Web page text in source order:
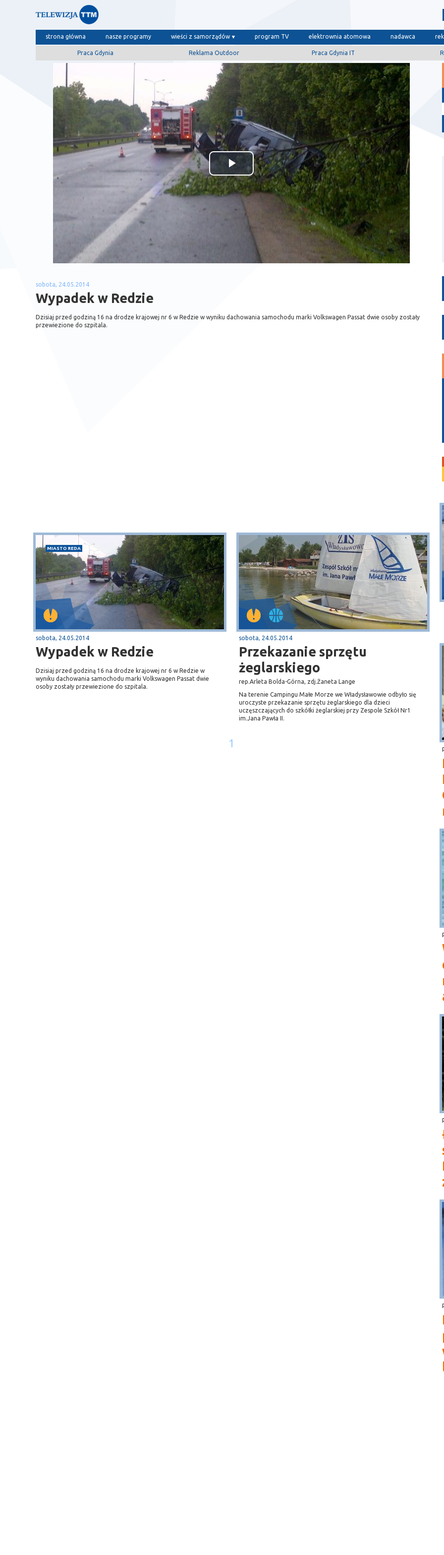
strona główna nasze programy wieści z samorządów program TV elektrownia atomowa nadawca
Praca Gdynia Reklama Outdoor Praca Gdynia IT
Odtwórz
wideo
sobota, 24.05.2014
Wypadek w Redzie
Dzisiaj przed godziną 16 na drodze krajowej nr 6 w Redzie w wyniku dachowania samochodu marki Volkswagen Passat dwie osoby zostały
przewiezione do szpitala.
MIASTO REDA
sobota, 24.05.2014
Wypadek w Redzie
Dzisiaj przed godziną 16 na drodze krajowej nr 6 w Redzie w
wyniku dachowania samochodu marki Volkswagen Passat dwie
osoby zostały przewiezione do szpitala.
sobota, 24.05.2014
Przekazanie sprzętu
żeglarskiego
rep.Arleta Bolda-Górna, zdj.Żaneta Lange
Na terenie Campingu Małe Morze we Władysławowie odbyło się
uroczyste przekazanie sprzętu żeglarskiego dla dzieci
uczęszczających do szkółki żeglarskiej przy Zespole Szkół Nr1
im.Jana Pawła II.
1
Sopot
plaża
Puck
Przystań, molo